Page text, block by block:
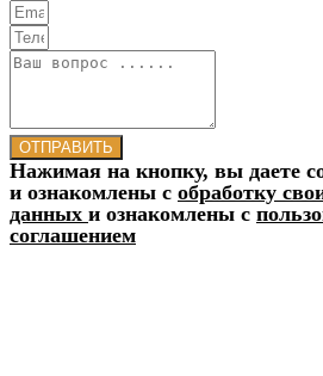
ОТПРАВИТЬ
Нажимая на кнопку, вы даете
и ознакомлены с обработку
данных и ознакомлены с
соглашением